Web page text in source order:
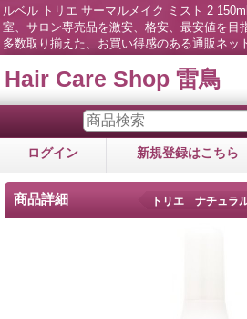
ルベル トリエ サーマルメイク ミスト 2
室、サロン専売品を激安、格安、最安値を目
多数取り揃えた、お買い得感のある通販ネッ
Hair Care Shop 雷鳥
ログイン 新規登録はこちら
商品詳細 トリエ ナチュラ